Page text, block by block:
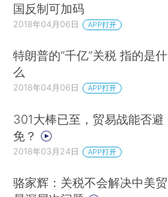
国反制可加码
2018年04月06日 APP打开
特朗普的“千亿”关税 指的是什
么
2018年04月06日 APP打开
301大棒已至，贸易战能否避
免？
2018年03月24日 APP打开
骆家辉：关税不会解决中美贸